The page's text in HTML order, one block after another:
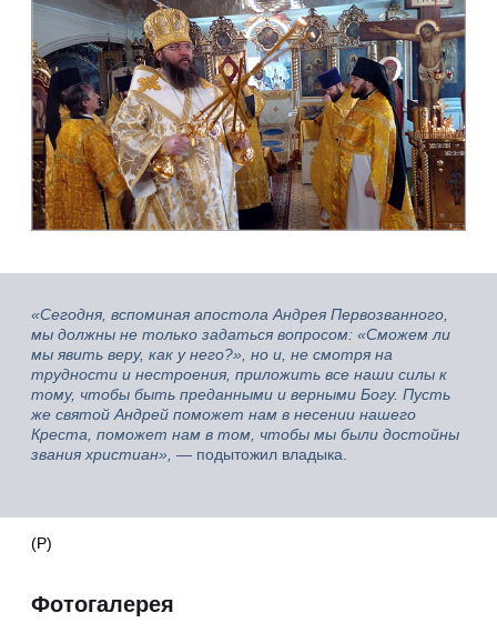
«Сегодня, вспоминая апостола Андрея Первозванного,
мы должны не только задаться вопросом: «Сможем ли
мы явить веру, как у него?», но и, не смотря на
трудности и нестроения, приложить все наши силы к
тому, чтобы быть преданными и верными Богу. Пусть
же святой Андрей поможет нам в несении нашего
Креста, поможет нам в том, чтобы мы были достойны
звания христиан», — подытожил владыка.
(Р)
Фотогалерея